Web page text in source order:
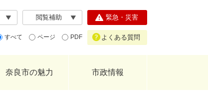
閲覧補助
すべて ページ PDF
緊急・災害
よくある質問
奈良市の魅力 市政情報